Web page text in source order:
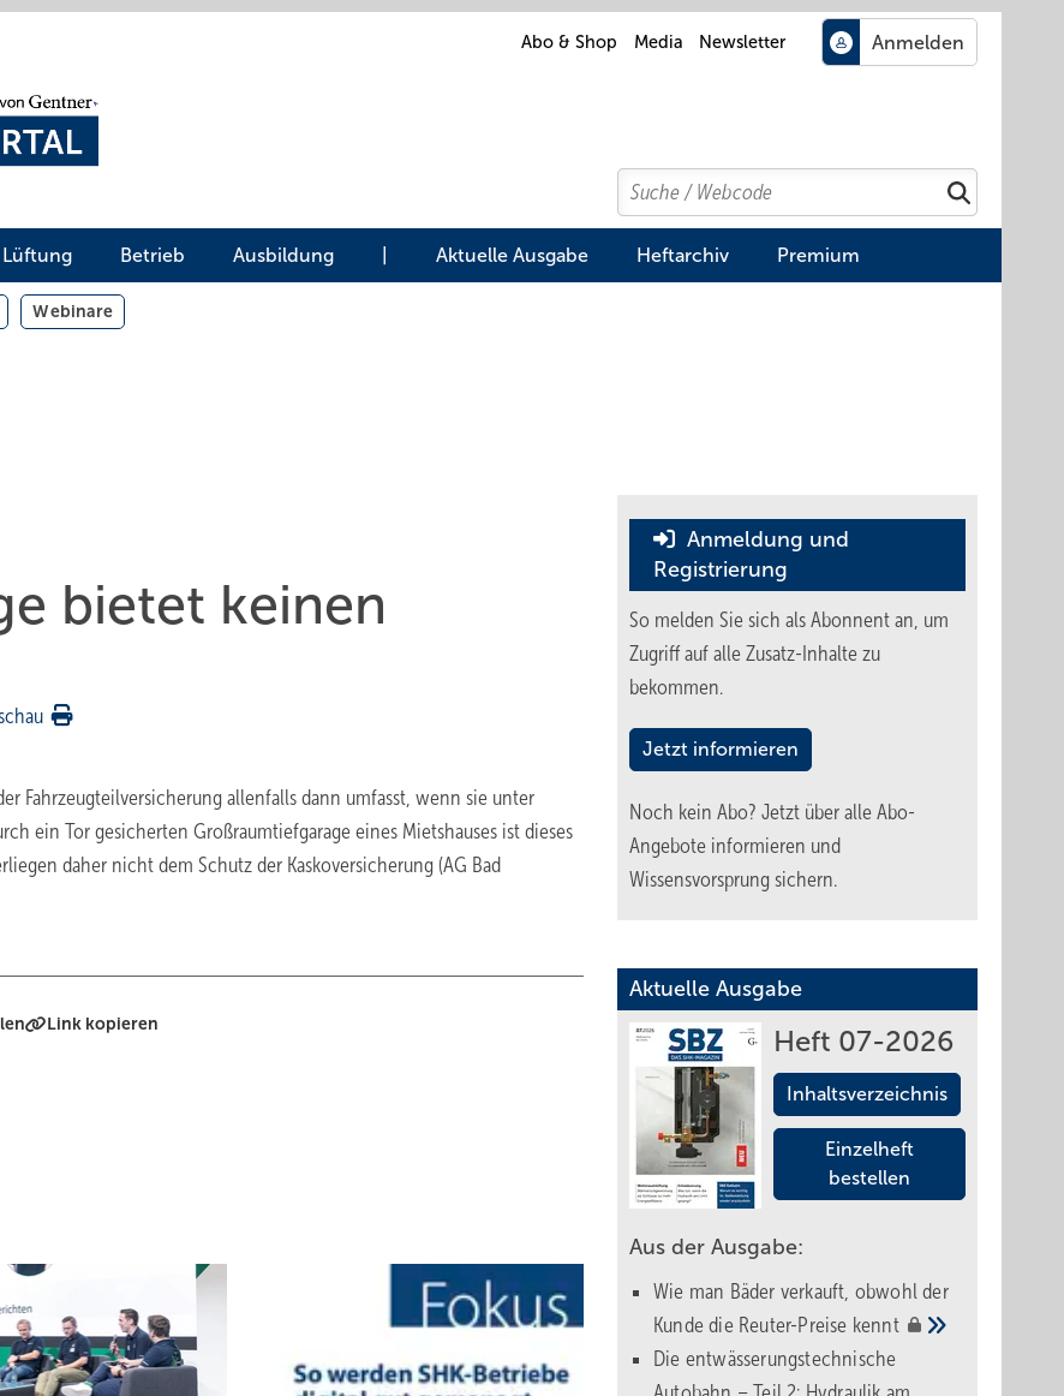
Abo & Shop Media Newsletter
Search
Suchen
Lüftung Betrieb Ausbildung Aktuelle Ausgabe Heftarchiv Premium
Webinare
bietet keinen
Fahrzeugteilversicherung allenfalls dann umfasst, wenn sie unter
ein Tor gesicherten Großraumtiefgarage eines Mietshauses ist dieses
daher nicht dem Schutz der Kaskoversicherung (AG Bad
Link kopieren
Anmeldung und
Registrierung
So melden Sie sich als Abonnent an, um
Zugriff auf alle Zusatz-Inhalte zu
bekommen.
Jetzt informieren
Noch kein Abo? Jetzt über alle Abo-
Angebote informieren und
Wissensvorsprung sichern.
Aktuelle Ausgabe
Heft 07-2026
Inhaltsverzeichnis
Einzelheft
bestellen
Aus der Ausgabe:
Wie man Bäder verkauft, obwohl der
Kunde die Reuter-Preise kennt
Die entwässerungstechnische